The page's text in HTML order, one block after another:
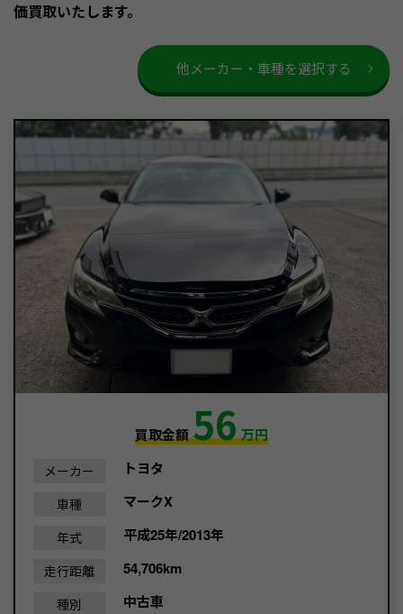
価買取いたします。
他メーカー・車種を選択する
買取金額56万円
メーカー トヨタ
車種 マークX
年式 平成25年/2013年
走行距離 54,706km
種別 中古車